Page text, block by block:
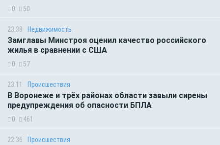
0 50
23:38 Недвижимость
Замглавы Минстроя оценил качество российского
жилья в сравнении с США
0 57
23:11 Происшествия
В Воронеже и трёх районах области завыли сирены
предупреждения об опасности БПЛА
0 461
22:36 Происшествия